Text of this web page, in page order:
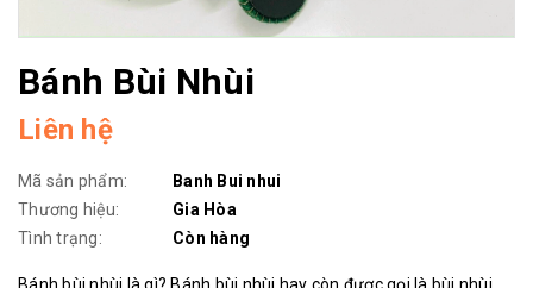
Bánh Bùi Nhùi
Liên hệ
Mã sản phẩm:
Banh Bui nhui
Thương hiệu:
Gia Hòa
Tình trạng:
Còn hàng
Bánh bùi nhùi là gì? Bánh bùi nhùi hay còn được gọi là bùi nhùi